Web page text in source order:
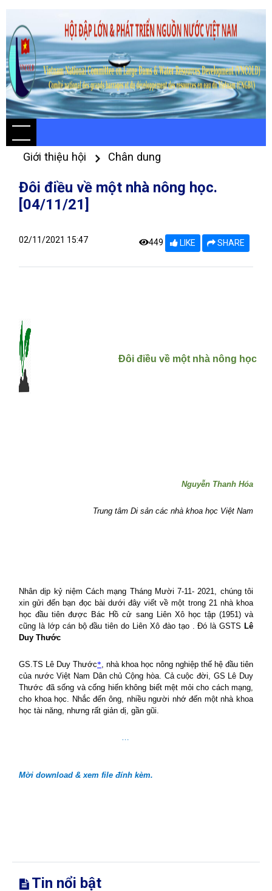
Giới thiệu hội Chân dung
Đôi điều về một nhà nông học.
[04/11/21]
02/11/2021 15:47 449 LIKE SHARE
Đôi điều về một nhà nông học
Nguyễn Thanh Hóa
Trung tâm Di sản các nhà khoa học Việt Nam
Nhân dịp kỷ niệm Cách mạng Tháng Mười 7-11- 2021, chúng tôi
xin gửi đến bạn đọc bài dưới đây viết về một trong 21 nhà khoa
học đầu tiên được Bác Hồ cử sang Liên Xô học tập (1951) và
cũng là lớp cán bộ đầu tiên do Liên Xô đào tạo . Đó là GSTS Lê
Duy Thước
GS.TS Lê Duy Thước*, nhà khoa học nông nghiệp thế hệ đầu tiên
của nước Việt Nam Dân chủ Cộng hòa. Cả cuộc đời, GS Lê Duy
Thước đã sống và cống hiến không biết mệt mỏi cho cách mạng,
cho khoa học. Nhắc đến ông, nhiều người nhớ đến một nhà khoa
học tài năng, nhưng rất giản dị, gần gũi.
…
Mời download & xem file đính kèm.
Tin nổi bật